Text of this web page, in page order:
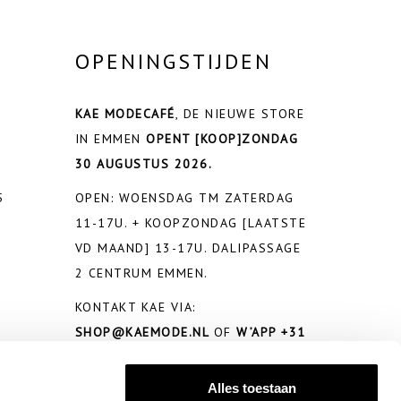
Alles toestaan
OPENINGSTIJDEN
KAE MODECAFÉ, DE NIEUWE STORE
IN EMMEN OPENT [KOOP]ZONDAG
30 AUGUSTUS 2026.
OPEN: WOENSDAG TM ZATERDAG
11-17U. + KOOPZONDAG [LAATSTE
VD MAAND] 13-17U. DALIPASSAGE
2 CENTRUM EMMEN.
KONTAKT KAE VIA:
SHOP@KAEMODE.NL OF W’APP +31